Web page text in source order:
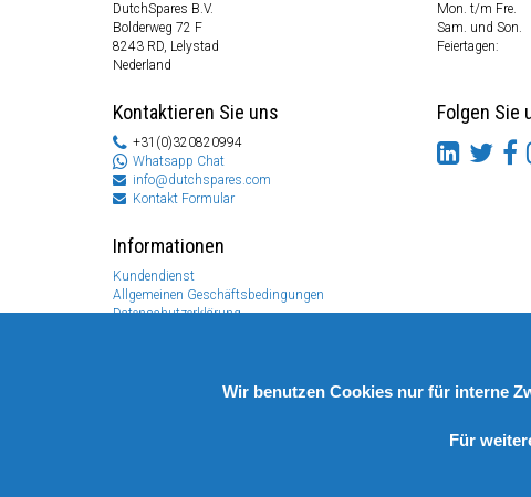
DutchSpares B.V.
Bolderweg 72 F
8243 RD, Lelystad
Nederland
Kontaktieren Sie uns
+31(0)320820994
Whatsapp Chat
info@dutchspares.com
Kontakt Formular
Informationen
Kundendienst
Allgemeinen Geschäftsbedingungen
Datenschutzerklärung
Mon. t/m Fre.
Sam. und Son.
Feiertagen:
Folgen Sie
Wir benutzen Cookies nur für interne
Für